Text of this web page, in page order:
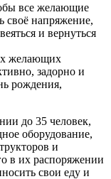
все желающие
своё напряжение,
и вернуться
желающих
задорно и
рождения,
до 35 человек,
оборудование,
и
в их распоряжении
свои еду и